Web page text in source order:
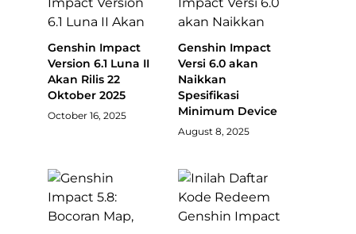
Genshin Impact
Version 6.1 Luna II
Akan Rilis 22
Oktober 2025
October 16, 2025
Genshin Impact
Versi 6.0 akan
Naikkan
Spesifikasi
Minimum Device
August 8, 2025